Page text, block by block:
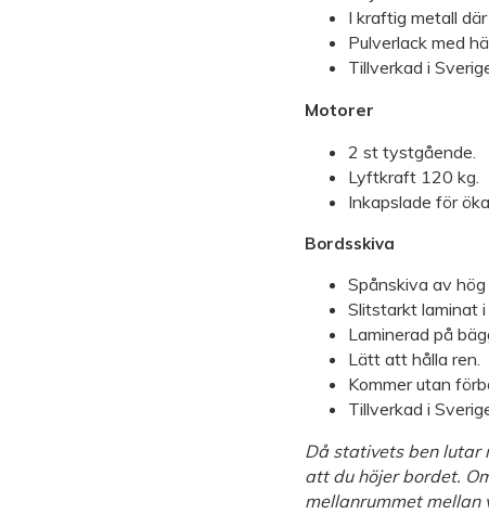
I kraftig metall
Pulverlack med
Tillverkad i
Motorer
2 st tystgående.
Lyftkraft 120 kg.
Inkapslade för
Bordsskiva
Spånskiva av
Slitstarkt laminat
Laminerad på
Lätt att hålla ren.
Kommer utan
Tillverkad i
Då stativets ben lutar
att du höjer bordet.
mellanrummet mellan